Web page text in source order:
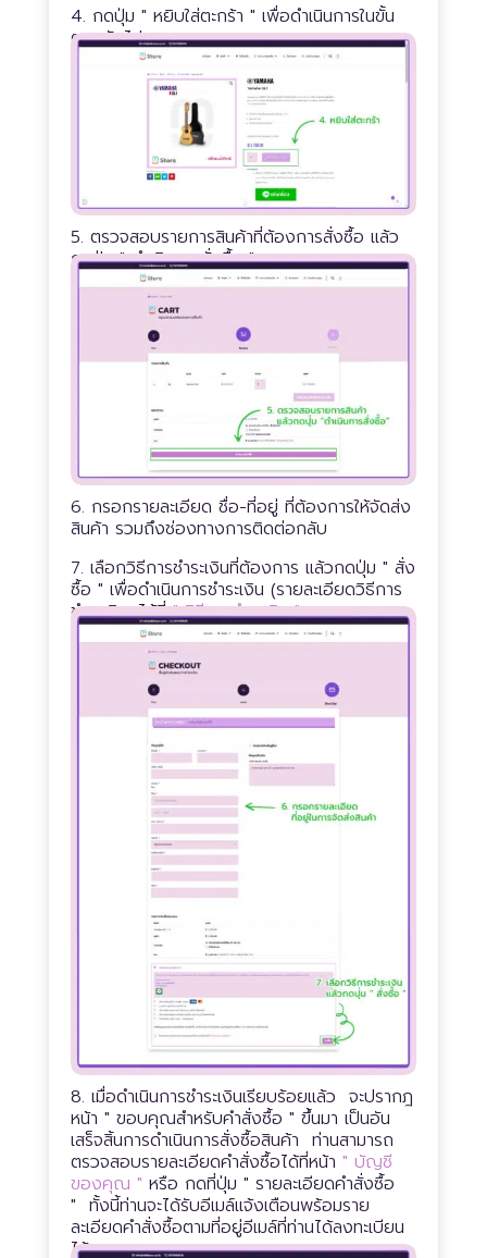
4. กดปุ่ม " หยิบใส่ตะกร้า " เพื่อดำเนินการในขั้น
ตอนถัดไป
5. ตรวจสอบรายการสินค้าที่ต้องการสั่งซื้อ แล้ว
กดปุ่ม" ดำเนินการสั่งซื้อ "
6. กรอกรายละเอียด ชื่อ-ที่อยู่ ที่ต้องการให้จัดส่ง
สินค้า รวมถึงช่องทางการติดต่อกลับ
7. เลือกวิธีการชำระเงินที่ต้องการ แล้วกดปุ่ม " สั่ง
ซื้อ " เพื่อดำเนินการชำระเงิน (รายละเอียดวิธีการ
ชำระเงินดูได้ที่ " วิธีการชำระเงิน "
8. เมื่อดำเนินการชำระเงินเรียบร้อยแล้ว จะปรากฎ
หน้า " ขอบคุณสำหรับคำสั่งซื้อ " ขึ้นมา เป็นอัน
เสร็จสิ้นการดำเนินการสั่งซื้อสินค้า ท่านสามารถ
ตรวจสอบรายละเอียดคำสั่งซื้อได้ที่หน้า " บัญชี
ของคุณ " หรือ กดที่ปุ่ม " รายละเอียดคำสั่งซื้อ
" ทั้งนี้ท่านจะได้รับอีเมล์แจ้งเตือนพร้อมราย
ละเอียดคำสั่งซื้อตามที่อยู่อีเมล์ที่ท่านได้ลงทะเบียน
ไว้